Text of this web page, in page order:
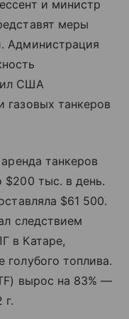
и министр
меры
Администрация
США
газовых танкеров
танкеров
$200 тыс. в день.
$61 500.
следствием
в Катаре,
топлива.
вырос на 83% —
г.